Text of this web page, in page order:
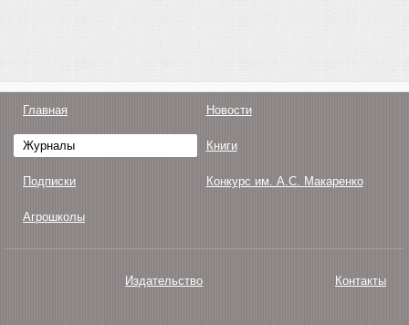
Главная Новости
Журналы Книги
Подписки Конкурс им. А.С. Макаренко
Агрошколы
Издательство Контакты